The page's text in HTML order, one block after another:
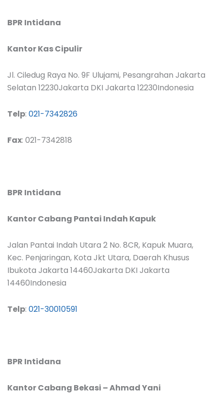
BPR Intidana
Kantor Kas Cipulir
Jl. Ciledug Raya No. 9F Ulujami, Pesangrahan Jakarta
Selatan 12230Jakarta DKI Jakarta 12230Indonesia
Telp: 021-7342826
Fax: 021-7342818
BPR Intidana
Kantor Cabang Pantai Indah Kapuk
Jalan Pantai Indah Utara 2 No. 8CR, Kapuk Muara,
Kec. Penjaringan, Kota Jkt Utara, Daerah Khusus
Ibukota Jakarta 14460Jakarta DKI Jakarta
14460Indonesia
Telp: 021-30010591
BPR Intidana
Kantor Cabang Bekasi – Ahmad Yani